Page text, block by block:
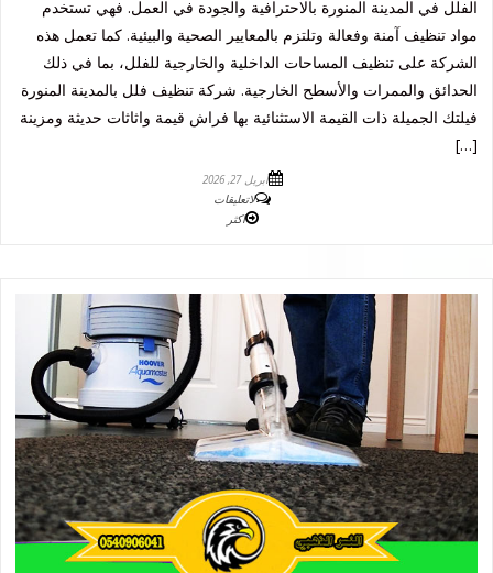
الفلل في المدينة المنورة بالاحترافية والجودة في العمل. فهي تستخدم
مواد تنظيف آمنة وفعالة وتلتزم بالمعايير الصحية والبيئية. كما تعمل هذه
الشركة على تنظيف المساحات الداخلية والخارجية للفلل، بما في ذلك
الحدائق والممرات والأسطح الخارجية. شركة تنظيف فلل بالمدينة المنورة
فيلتك الجميلة ذات القيمة الاستثنائية بها فراش قيمة واثاثات حديثة ومزينة
[…]
أبريل 27, 2026
لاتعليقات
اكثر